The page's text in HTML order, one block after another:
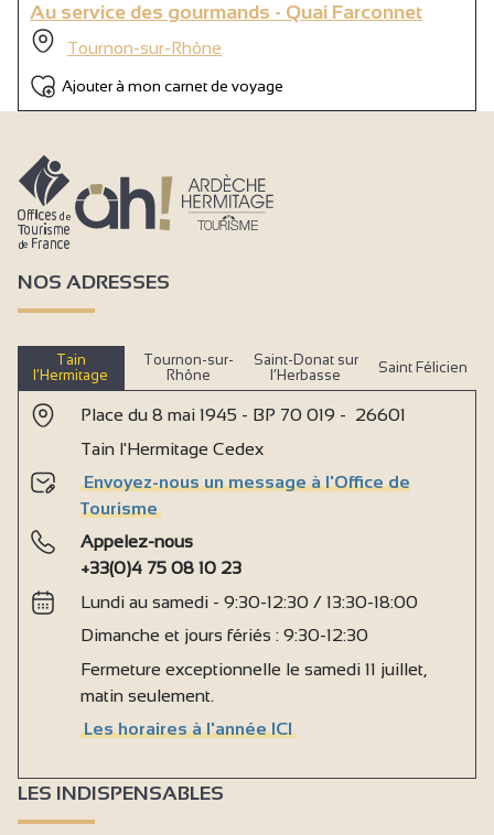
Au service des gourmands - Quai Farconnet
Tournon-sur-Rhône
Ajouter à mon carnet de voyage
NOS ADRESSES
Tain
l’Hermitage
Tournon-sur-
Rhône
Saint-Donat sur
l’Herbasse
Saint Félicien
Place du 8 mai 1945 - BP 70 019 - 26601
Tain l'Hermitage Cedex
Envoyez-nous un message à l'Office de
Tourisme
Appelez-nous
+33(0)4 75 08 10 23
Lundi au samedi - 9:30-12:30 / 13:30-18:00
Dimanche et jours fériés : 9:30-12:30
Fermeture exceptionnelle le samedi 11 juillet,
matin seulement.
Les horaires à l'année ICI
LES INDISPENSABLES